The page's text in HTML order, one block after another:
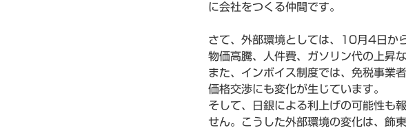
に会社をつくる仲間です。
さて、外部環境としては、10月4日か
物価高騰、人件費、ガソリン代の上昇
また、インボイス制度では、免税事業
価格交渉にも変化が生じています。
そして、日銀による利上げの可能性も
せん。こうした外部環境の変化は、飾